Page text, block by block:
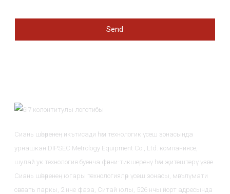
Send
Сиань шәһәренең икътисади һәм технологик үсеш зонасында
урнашкан DIPSEC Metrology Equipment Co., Ltd. компаниясе,
шулай ук ​​технология буенча фәнни-тикшеренү һәм җитештерү үзәге
Сиань шәһәренең югары технологияләр үсеш зонасы, мәгълүмати
сәнәгать паркы, 2 нче фаза, Ситай юлы, 526 нчы йорт адресында